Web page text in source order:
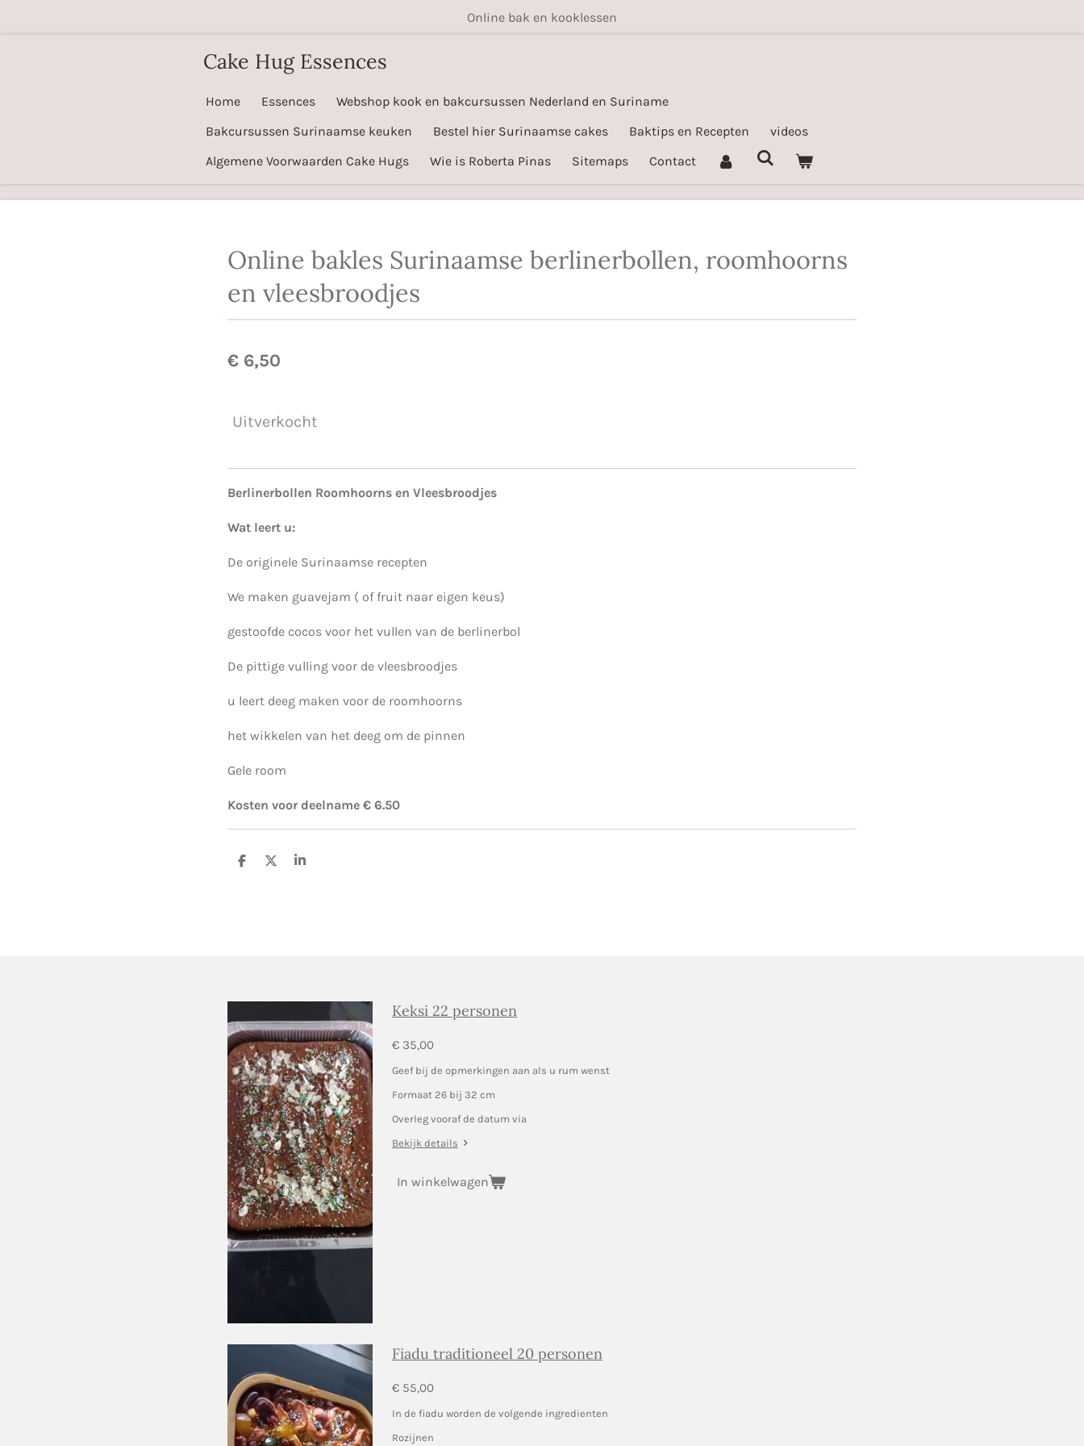
Online bak en kooklessen
Cake Hug Essences
Home Essences
Webshop kook en bakcursussen Nederland en Suriname
Bakcursussen Surinaamse keuken
Bestel hier Surinaamse cakes Baktips en Recepten
videos
Algemene Voorwaarden Cake Hugs
Wie is Roberta Pinas Sitemaps Contact
Online bakles Surinaamse berlinerbollen, roomhoorns
en vleesbroodjes
€ 6,50
Uitverkocht
Berlinerbollen Roomhoorns en Vleesbroodjes
Wat leert u:
De originele Surinaamse recepten
We maken guavejam ( of fruit naar eigen keus)
gestoofde cocos voor het vullen van de berlinerbol
De pittige vulling voor de vleesbroodjes
u leert deeg maken voor de roomhoorns
het wikkelen van het deeg om de pinnen
Gele room
Kosten voor deelname € 6.50
D
D
S
Keksi 22 personen
€ 35,00
Geef bij de opmerkingen aan als u rum wenst
Formaat 26 bij 32 cm
Overleg vooraf de datum via
Bekijk details
In winkelwagen
Fiadu traditioneel 20 personen
€ 55,00
In de fiadu worden de volgende ingredienten
Rozijnen